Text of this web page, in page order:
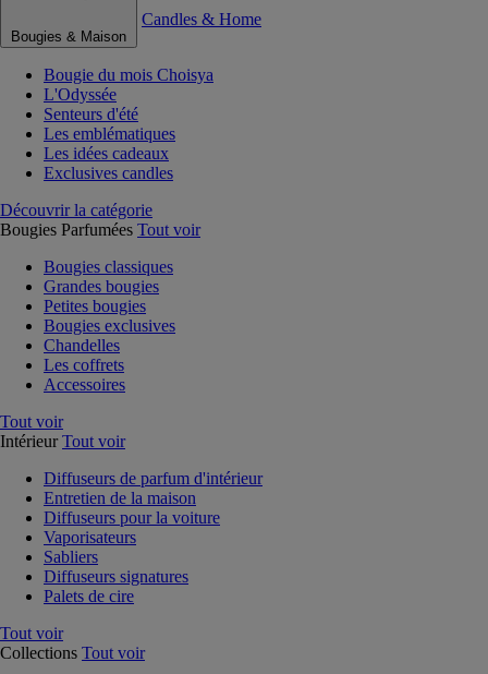
Bougies & Maison
Candles & Home
Bougie du mois Choisya
L'Odyssée
Senteurs d'été
Les emblématiques
Les idées cadeaux
Exclusives candles
Découvrir la catégorie
Bougies Parfumées Tout voir
Bougies classiques
Grandes bougies
Petites bougies
Bougies exclusives
Chandelles
Les coffrets
Accessoires
Tout voir
Intérieur Tout voir
Diffuseurs de parfum d'intérieur
Entretien de la maison
Diffuseurs pour la voiture
Vaporisateurs
Sabliers
Diffuseurs signatures
Palets de cire
Tout voir
Collections Tout voir